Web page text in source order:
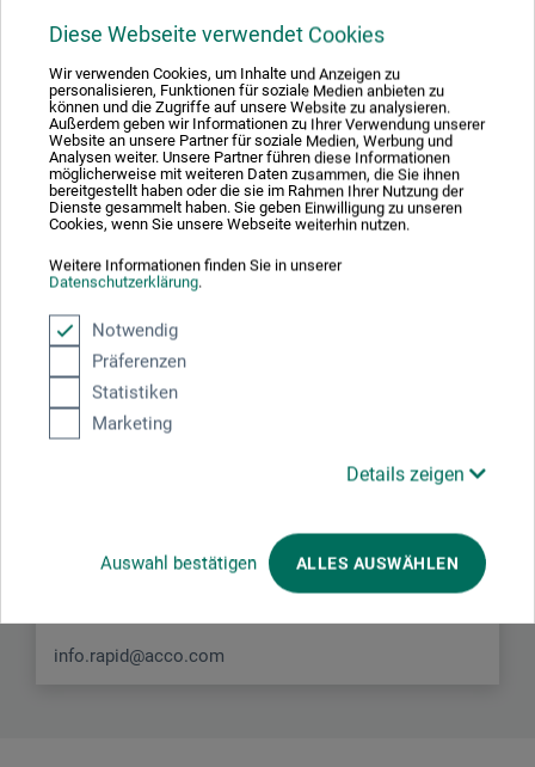
Diese Webseite verwendet Cookies
Wir verwenden Cookies, um Inhalte und Anzeigen zu
personalisieren, Funktionen für soziale Medien anbieten zu
können und die Zugriffe auf unsere Website zu analysieren.
Außerdem geben wir Informationen zu Ihrer Verwendung unserer
Website an unsere Partner für soziale Medien, Werbung und
Analysen weiter. Unsere Partner führen diese Informationen
möglicherweise mit weiteren Daten zusammen, die Sie ihnen
bereitgestellt haben oder die sie im Rahmen Ihrer Nutzung der
Dienste gesammelt haben. Sie geben Einwilligung zu unseren
Cookies, wenn Sie unsere Webseite weiterhin nutzen.
Weitere Informationen finden Sie in unserer
Datenschutzerklärung.
Notwendig
Präferenzen
Statistiken
Marketing
Details zeigen
Auswahl bestätigen ALLES AUSWÄHLEN
Schreiben Sie die erste Bewertung zu diesem Produkt
JETZT PRODUKT BEWERTEN
Hersteller-Kontakt
Hier finden Sie die Kontaktdaten des Herstellers zu
335 71 Hestra
info.rapid@acco.com